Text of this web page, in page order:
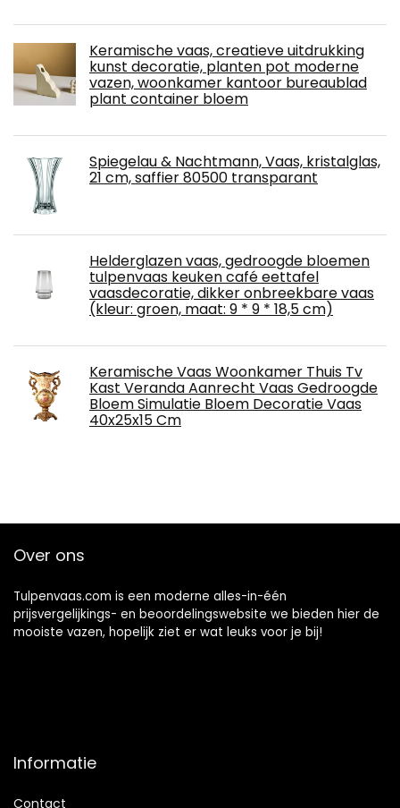
Keramische vaas, creatieve uitdrukking
kunst decoratie, planten pot moderne
vazen, woonkamer kantoor bureaublad
plant container bloem
Spiegelau & Nachtmann, Vaas, kristalglas,
21 cm, saffier 80500 transparant
Helderglazen vaas, gedroogde bloemen
tulpenvaas keuken café eettafel
vaasdecoratie, dikker onbreekbare vaas
(kleur: groen, maat: 9 * 9 * 18,5 cm)
Keramische Vaas Woonkamer Thuis Tv
Kast Veranda Aanrecht Vaas Gedroogde
Bloem Simulatie Bloem Decoratie Vaas
40x25x15 Cm
Over ons
Tulpenvaas.com is een moderne alles-in-één
prijsvergelijkings- en beoordelingswebsite we bieden hier de
mooiste vazen, hopelijk ziet er wat leuks voor je bij!
Informatie
Contact